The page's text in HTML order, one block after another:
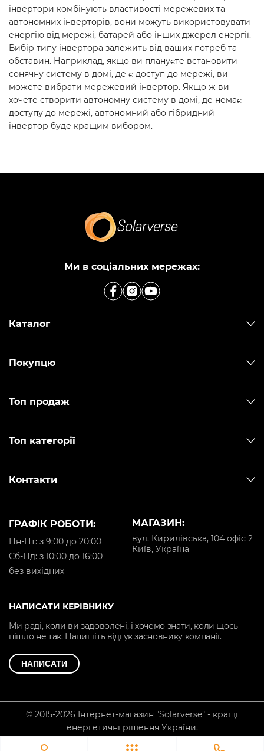
інвертори комбінують властивості мережевих та
автономних інверторів, вони можуть використовувати
енергію від мережі, батарей або інших джерел енергії.
Вибір типу інвертора залежить від ваших потреб та
обставин. Наприклад, якщо ви плануєте встановити
сонячну систему в домі, де є доступ до мережі, ви
можете вибрати мережевий інвертор. Якщо ж ви
хочете створити автономну систему в домі, де немає
доступу до мережі, автономний або гібридний
інвертор буде кращим вибором.
Ми в соціальних мережах:
Каталог
Покупцю
Топ продаж
Топ категорії
Контакти
МАГАЗИН:
вул. Кирилівська, 104 офіс 2
Київ, Україна
ГРАФІК РОБОТИ:
Пн-Пт: з 9:00 до 20:00
Cб-Нд: з 10:00 до 16:00
без вихідних
НАПИСАТИ КЕРІВНИКУ
Ми раді, коли ви задоволені, і хочемо знати, коли щось
пішло не так. Напишіть відгук засновнику компанії.
НАПИСАТИ
© 2015-2026 Інтернет-магазин "Solarverse" - кращі
енергетичні рішення України.